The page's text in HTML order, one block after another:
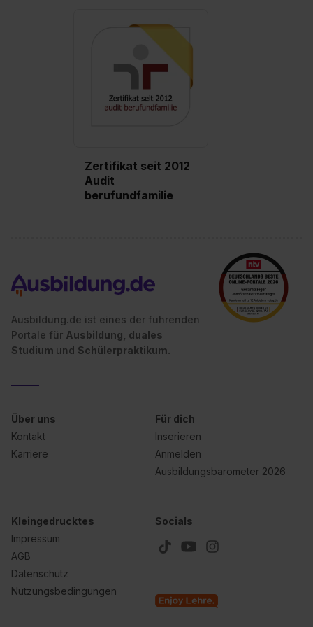
Datenschutzerklärung unter dem Punkt „Datenschutz-
Einstellungen“ widerrufen. Weitere Informationen zu den
einzelnen Cookies findest du durch Klick auf „Details
zeigen“. Weitere Informationen:
Datenschutzerklärung
Zertifikat seit 2012
Audit
berufundfamilie
Ausbildung.de ist eines der führenden
Portale für Ausbildung, duales
Studium und Schülerpraktikum.
Über uns
Kontakt
Karriere
Für dich
Inserieren
Anmelden
Ausbildungsbarometer 2026
Kleingedrucktes
Impressum
AGB
Datenschutz
Nutzungsbedingungen
Socials